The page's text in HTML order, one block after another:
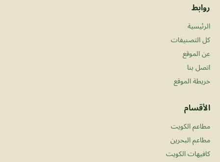
روابط
الرئيسية
كل التصنيفات
عن الموقع
اتصل بنا
خريطة الموقع
الأقسام
مطاعم الكويت
مطاعم البحرين
كافيهات الكويت